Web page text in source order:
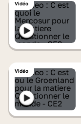
Vidéo
Vidéo